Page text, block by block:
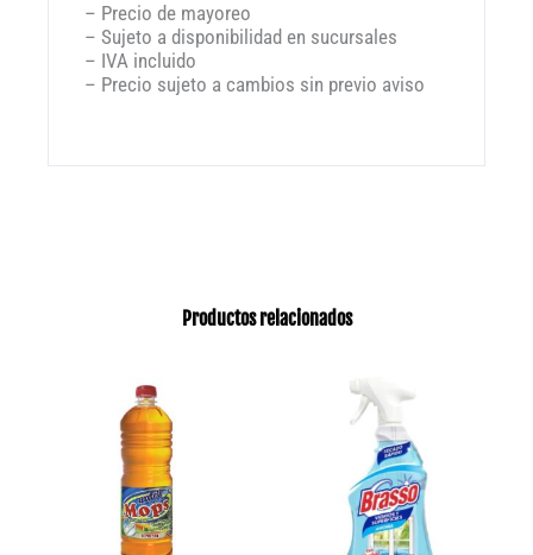
– Precio de mayoreo
– Sujeto a disponibilidad en sucursales
– IVA incluido
– Precio sujeto a cambios sin previo aviso
Productos relacionados